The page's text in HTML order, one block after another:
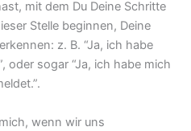
mit dem Du Deine Schritte
Stelle beginnen, Deine
z. B. “Ja, ich habe
oder sogar “Ja, ich habe mich
wenn wir uns